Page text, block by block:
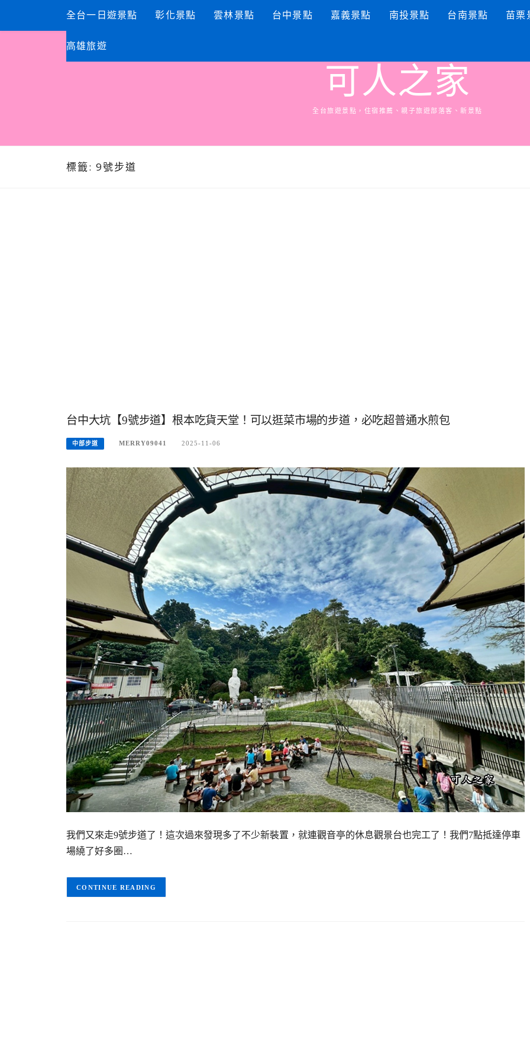
content
全台一日遊景點 彰化景點 雲林景點 台中景點 嘉義景點 南投景點 台南景點 苗栗
高雄旅遊
可人之家
全台旅遊景點，住宿推薦、親子旅遊部落客、新景點
標籤: 9號步道
台中大坑【9號步道】根本吃貨天堂！可以逛菜市場的步道，必吃超普通水煎包
中部步道 MERRY09041 2025-11-06
我們又來走9號步道了！這次過來發現多了不少新裝置，就連觀音亭的休息觀景台也完工了！我們7點抵達停車
場繞了好多圈…
CONTINUE READING